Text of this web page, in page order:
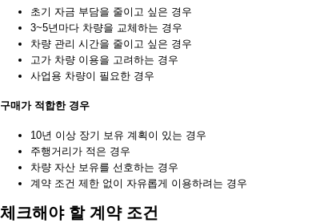
초기 자금 부담을 줄이고 싶은 경우
3~5년마다 차량을 교체하는 경우
차량 관리 시간을 줄이고 싶은 경우
고가 차량 이용을 고려하는 경우
사업용 차량이 필요한 경우
구매가 적합한 경우
10년 이상 장기 보유 계획이 있는 경우
주행거리가 적은 경우
차량 자산 보유를 선호하는 경우
계약 조건 제한 없이 자유롭게 이용하려는 경우
체크해야 할 계약 조건